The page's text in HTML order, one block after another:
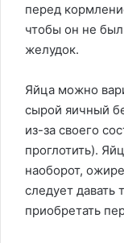
перед
чтобы он не
желудок.
Яйца можно
сырой яичный
из-за своего
проглотить).
наоборот,
следует давать
приобретать